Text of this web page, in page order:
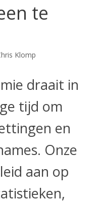
te
Klomp
draait in
tijd om
en
Onze
aan op